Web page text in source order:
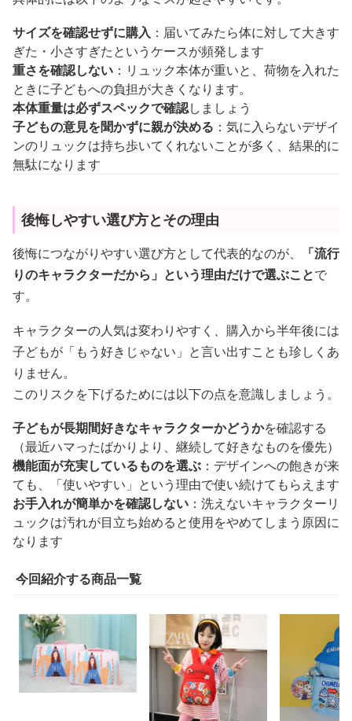
サイズを確認せずに購入 ：届いてみたら体に対して大きす
ぎた・小さすぎたというケースが頻発します
重さを確認しない ：リュック本体が重いと、荷物を入れた
ときに子どもへの負担が大きくなります。
本体重量は必ずスペックで確認しましょう
子どもの意見を聞かずに親が決める ：気に入らないデザイ
ンのリュックは持ち歩いてくれないことが多く、結果的に
無駄になります
後悔しやすい選び方とその理由
後悔につながりやすい選び方として代表的なのが、
「流行
りのキャラクターだから」という理由だけで選ぶことで
す。
キャラクターの人気は変わりやすく、購入から半年後には
子どもが「もう好きじゃない」と言い出すことも珍しくあ
りません。
このリスクを下げるためには以下の点を意識しましょう。
子どもが長期間好きなキャラクターかどうかを確認する
（最近ハマったばかりより、継続して好きなものを優先）
機能面が充実しているものを選ぶ ：デザインへの飽きが来
ても、「使いやすい」という理由で使い続けてもらえます
お手入れが簡単かを確認しない ：洗えないキャラクターリ
ュックは汚れが目立ち始めると使用をやめてしまう原因に
なります
今回紹介する商品一覧